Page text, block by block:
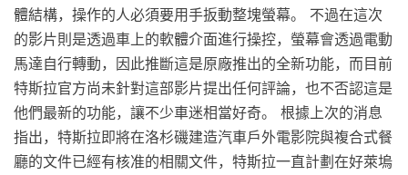
體結構，操作的人必須要用手扳動整塊螢幕。 不過在這次
的影片則是透過車上的軟體介面進行操控，螢幕會透過電動
馬達自行轉動，因此推斷這是原廠推出的全新功能，而目前
特斯拉官方尚未針對這部影片提出任何評論，也不否認這是
他們最新的功能，讓不少車迷相當好奇。 根據上次的消息
指出，特斯拉即將在洛杉磯建造汽車戶外電影院與複合式餐
廳的文件已經有核准的相關文件，特斯拉一直計劃在好萊塢